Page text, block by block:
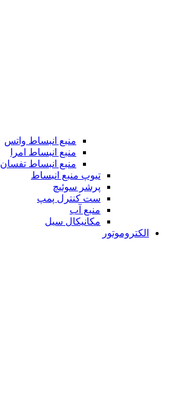
منبع انبساط واتس
منبع انبساط امرا
منبع انبساط تفسان
تیوپ منبع انبساط
پرشر سوئیچ
ست کنترل پمپ
منبع آب
مکانیکال سیل
الکتروموتور